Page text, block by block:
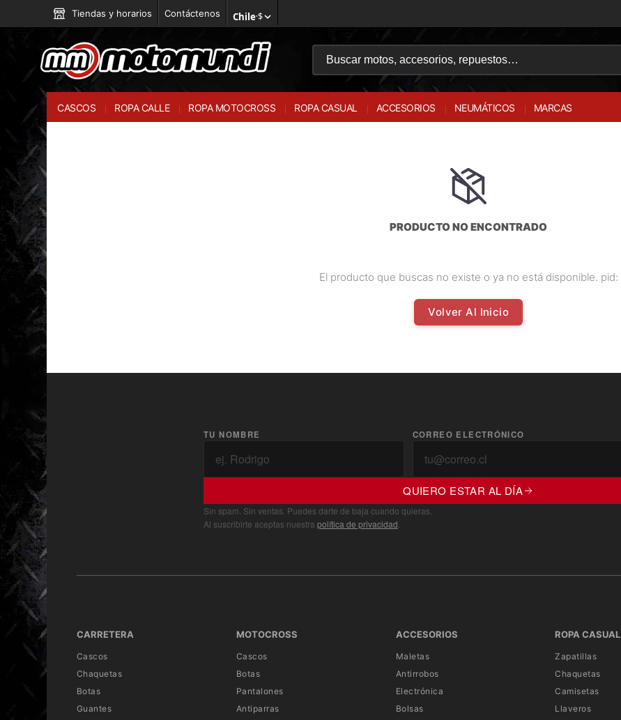
Tiendas y horarios Contáctenos Chile·$
CASCOS ROPA CALLE ROPA MOTOCROSS ROPA CASUAL ACCESORIOS NEUMÁTICOS MARCAS
PRODUCTO NO ENCONTRADO
El producto que buscas no existe o ya no está disponible. pid:
Volver Al Inicio
TU NOMBRE CORREO ELECTRÓNICO
QUIERO ESTAR AL DÍA
Sin spam. Sin ventas. Puedes darte de baja cuando quieras.
Al suscribirte aceptas nuestra política de privacidad
CARRETERA
Cascos
Chaquetas
Botas
Guantes
MOTOCROSS
Cascos
Botas
Pantalones
Antiparras
ACCESORIOS
Maletas
Antirrobos
Electrónica
Bolsas
ROPA CASUAL
Zapatillas
Chaquetas
Camisetas
Llaveros